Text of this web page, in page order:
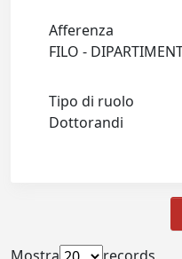
Afferenza
FILO -
Tipo di ruolo
Dottorandi